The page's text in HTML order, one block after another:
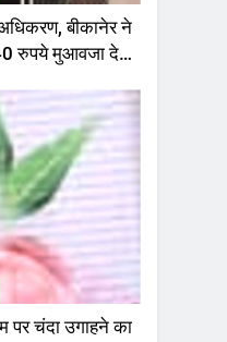
अधिकरण, बीकानेर ने
रुपये मुआवजा देने
पर चंदा उगाहने का